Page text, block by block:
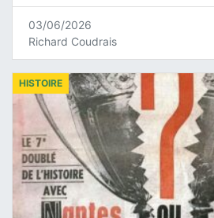
03/06/2026
Richard Coudrais
HISTOIRE